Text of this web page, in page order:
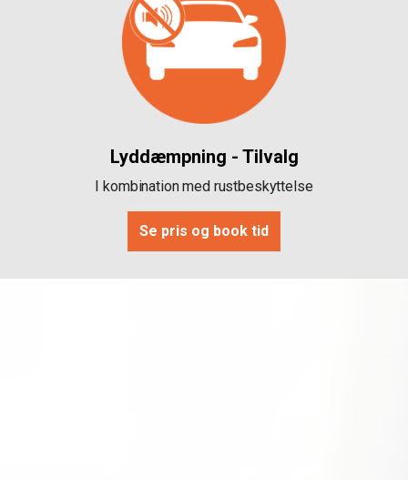
Lyddæmpning - Tilvalg
I kombination med rustbeskyttelse
Se pris og book tid